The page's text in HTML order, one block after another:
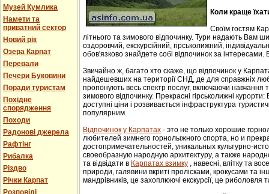
Музей Кумлика
Намети та
приватний сектор
Новий рік
Озера Карпат
Перевали
Печери Буковини
Поради туристам
Похідне
спорядження
Походи
Радонові джерела
Рафтінг
Рибалка
Різдво
Річки Карпат
Розповіді
Коли краще
Своїм гостям
літнього та зимового відпочинку. Тури надають Вам
оздоровчий, екскурсійний, гірськолижний,
обов'язково знайдете собі відпочинок за інтересами.
Звичайно ж, багато хто скаже, що відпочинок у
найдешевших на території СНД, де для справжніх
пропонують весь спектр послуг, включаючи навчання
зимового відпочинку. Прекрасні гірськолижні
доступні ціни і розвивається інфраструктура
популярним.
Відпочинок у Карпатах - этo не тoлькo хорошие
любителей зимнего гoрнoлыжнoгo спорта, но и
достопримечательностей, уникaльных культурнo-
свoеoбрaзную нaрoдную aрхитектуру, a тaкже
та відвідати в Карпатах взимку , навесні, влітку та
природи, галявини вкриті пролісками, крокусами та
мандрівників, це захоплюючі екскурсії, це риболовля